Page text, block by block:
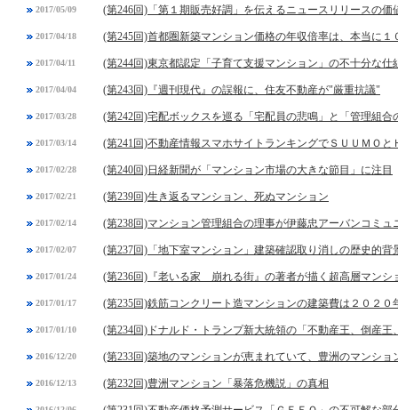
2017/05/09 (第246回)「第１期販売好調」を伝えるニュースリリースの価
2017/04/18 (第245回)首都圏新築マンション価格の年収倍率は、本当に１
2017/04/11 (第244回)東京都認定「子育て支援マンション」の不十分な仕
2017/04/04 (第243回)『週刊現代』の誤報に、住友不動産が"厳重抗議"
2017/03/28 (第242回)宅配ボックスを巡る「宅配員の悲鳴」と「管理組合
2017/03/14 (第241回)不動産情報スマホサイトランキングでＳＵＵＭＯと
2017/02/28 (第240回)日経新聞が「マンション市場の大きな節目」に注目
2017/02/21 (第239回)生き返るマンション、死ぬマンション
2017/02/14 (第238回)マンション管理組合の理事が伊藤忠アーバンコミュ
2017/02/07 (第237回)「地下室マンション」建築確認取り消しの歴史的背
2017/01/24 (第236回)『老いる家 崩れる街』の著者が描く超高層マンシ
2017/01/17 (第235回)鉄筋コンクリート造マンションの建築費は２０２０
2017/01/10 (第234回)ドナルド・トランプ新大統領の「不動産王、倒産王
2016/12/20 (第233回)築地のマンションが恵まれていて、豊洲のマンショ
2016/12/13 (第232回)豊洲マンション「暴落危機説」の真相